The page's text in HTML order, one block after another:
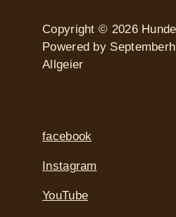
Copyright © 2026
Powered by
Allgeier
facebook
Instagram
YouTube